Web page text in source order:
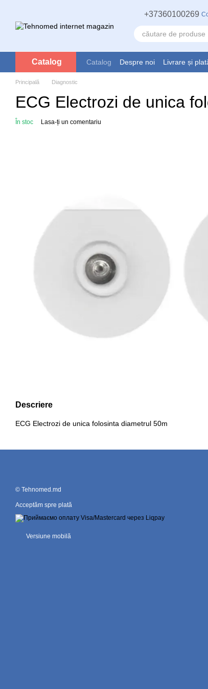
+37360100269
Catalog Catalog Despre noi Livrare și
Principală Diagnostic
ECG Electrozi de unica
În stoc Lasa-ți un comentariu
Descriere
ECG Electrozi de unica folosinta diametrul 50m
© Tehnomed.md
Acceptăm spre plată
Versiune mobilă